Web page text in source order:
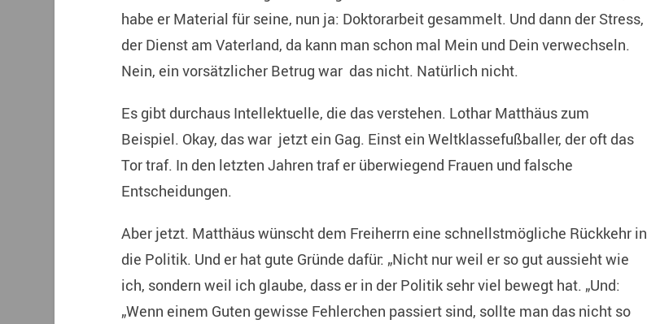
habe er Material für seine, nun ja: Doktorarbeit gesammelt. Und dann der Stress,
der Dienst am Vaterland, da kann man schon mal Mein und Dein verwechseln.
Nein, ein vorsätzlicher Betrug war das nicht. Natürlich nicht.
Es gibt durchaus Intellektuelle, die das verstehen. Lothar Matthäus zum
Beispiel. Okay, das war jetzt ein Gag. Einst ein Weltklassefußballer, der oft das
Tor traf. In den letzten Jahren traf er überwiegend Frauen und falsche
Entscheidungen.
Aber jetzt. Matthäus wünscht dem Freiherrn eine schnellstmögliche Rückkehr in
die Politik. Und er hat gute Gründe dafür: „Nicht nur weil er so gut aussieht wie
ich, sondern weil ich glaube, dass er in der Politik sehr viel bewegt hat. „Und:
„Wenn einem Guten gewisse Fehlerchen passiert sind, sollte man das nicht so